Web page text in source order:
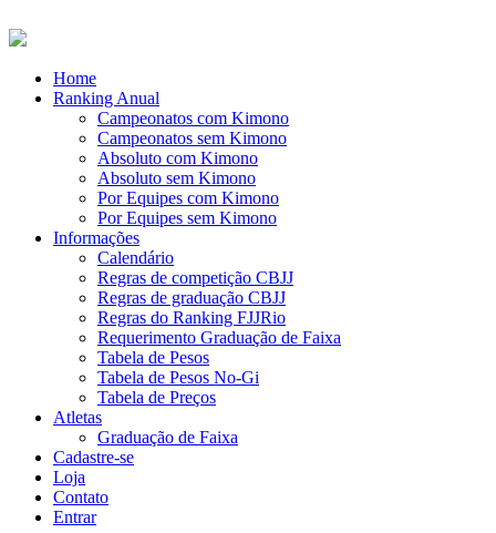
Home
Ranking Anual
Campeonatos com Kimono
Campeonatos sem Kimono
Absoluto com Kimono
Absoluto sem Kimono
Por Equipes com Kimono
Por Equipes sem Kimono
Informações
Calendário
Regras de competição CBJJ
Regras de graduação CBJJ
Regras do Ranking FJJRio
Requerimento Graduação de Faixa
Tabela de Pesos
Tabela de Pesos No-Gi
Tabela de Preços
Atletas
Graduação de Faixa
Cadastre-se
Loja
Contato
Entrar